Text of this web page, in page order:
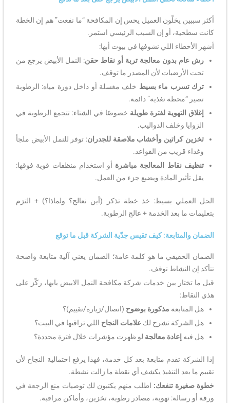
أكثر سببين يخلّون العميل يحس إن المكافحة “ما نفعت” هم إن الخطة
كانت سطحية، أو إن السبب الرئيسي استمر.
أشهر الأخطاء اللي نشوفها في بيوت أبها:
رش عام بدون معالجة تربة أو نقاط حقن: النمل الأبيض يرجع من
تحت الأرضيات لأن المصدر ما توقف.
ترك تسرب ماء بسيط خلف مغسلة أو داخل دورة مياه: الرطوبة
تصير “محطة تغذية” دائمة.
إغلاق التهوية لفترة طويلة خصوصًا في الشتاء: تتجمع الرطوبة في
الزوايا وخلف الدواليب.
تخزين كراتين وأخشاب ملاصقة للجدران: توفر للنمل الأبيض ملجأ
وغذاء قريب من القواعد.
تنظيف نقاط المعالجة مباشرة أو استخدام منظفات قوية فوقها:
يقل تأثير المادة ويضيع جزء من العمل.
الحل العملي بسيط: خذ خطة تذكر (أين نعالج؟ ولماذا؟) + التزم
بتعليمات ما بعد الخدمة + عالج الرطوبة.
الضمان والمتابعة: كيف تقيس جدّية الشركة قبل ما توقع
الضمان الحقيقي ما هو كلمة عامة؛ الضمان يعني آلية متابعة واضحة
تتأكد إن النشاط توقف.
قبل ما تختار بين خدمات شركة مكافحة النمل الابيض بابها، ركّز على
هذي النقاط:
هل المتابعة مذكورة بوضوح (اتصال/زيارة/تقييم)؟
هل الشركة تشرح لكعلامات النجاح اللي تراقبها في البيت؟
هل فيه إعادة معالجة لو ظهرت مؤشرات خلال فترة محددة؟
إذا الشركة تقدم متابعة بعد كل خدمة، فهذا يرفع احتمالية النجاح لأن
تقييم ما بعد التنفيذ يكشف أي نقطة ما زالت نشطة.
خطوة صغيرة تنفعك: اطلب منهم يكتبون لك توصيات منع الرجعة في
ورقة أو رسالة: تهوية، مصادر رطوبة، تخزين، وأماكن مراقبة.